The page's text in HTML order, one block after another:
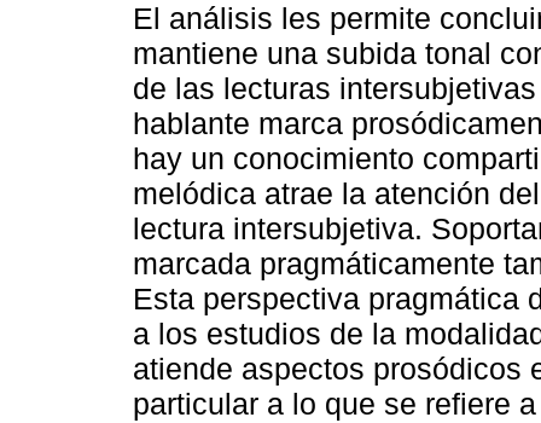
El análisis les permite
mantiene una subida tonal
de las lecturas
hablante marca
hay un conocimiento
melódica atrae la atención
lectura intersubjetiva.
marcada pragmáticamente
Esta perspectiva pragmática
a los estudios de la
atiende aspectos prosódicos
particular a lo que se refiere